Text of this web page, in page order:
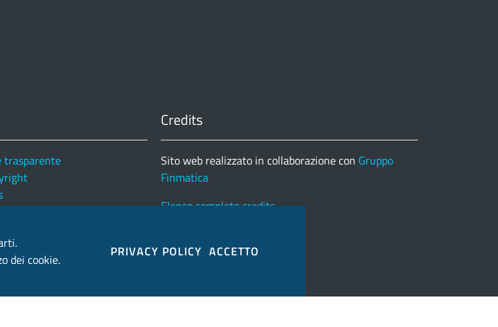
trasparente
Credits
Sito web realizzato in collaborazione con Gruppo
Finmatica
Elenco completo credits
dei cookie.
PRIVACY POLICY ACCETTO